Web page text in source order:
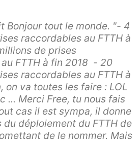
Bonjour tout le monde. "- 4
raccordables au FTTH à
de prises
FTTH à fin 2018 - 20
raccordables au FTTH à
on va toutes les faire : LOL
... Merci Free, tu nous fais
cas il est sympa, il donne
du déploiement du FTTH de
de le nommer. Mais